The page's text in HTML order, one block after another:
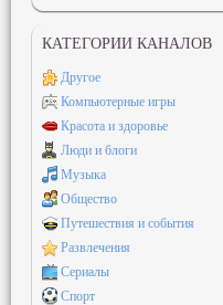
КАТЕГОРИИ КАНАЛОВ
Другое
Компьютерные игры
Красота и здоровье
Люди и блоги
Музыка
Общество
Путешествия и события
Развлечения
Сериалы
Спорт